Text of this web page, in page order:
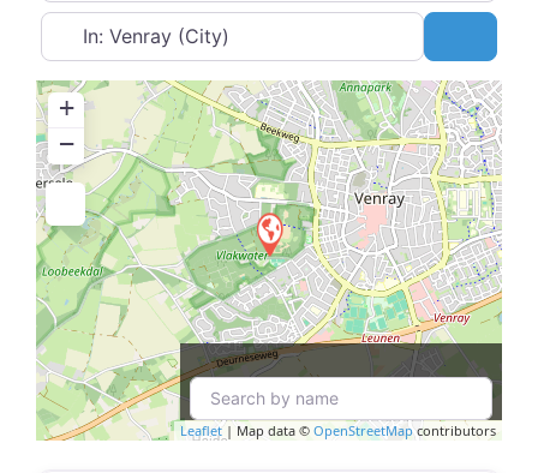
Near
+
−
Leaflet| Map data © OpenStreetMapcontributors
Padelclubs